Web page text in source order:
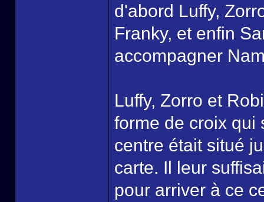
d'abord Luffy,
Franky, et enfin
accompagner
Luffy, Zorro et
forme de croix qui
centre était situé
carte. Il leur
pour arriver à ce